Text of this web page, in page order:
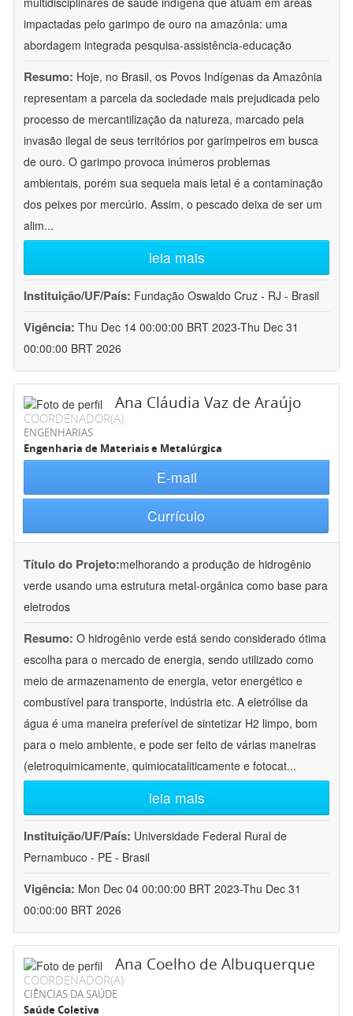
impactadas pelo garimpo de ouro na amazônia: uma
abordagem integrada pesquisa-assistência-educação
Resumo: Hoje, no Brasil, os Povos Indígenas da Amazônia
representam a parcela da sociedade mais prejudicada pelo
processo de mercantilização da natureza, marcado pela
invasão ilegal de seus territórios por garimpeiros em busca
de ouro. O garimpo provoca inúmeros problemas
ambientais, porém sua sequela mais letal é a contaminação
dos peixes por mercúrio. Assim, o pescado deixa de ser um
alim...
leia mais
Instituição/UF/País: Fundação Oswaldo Cruz - RJ - Brasil
Vigência: Thu Dec 14 00:00:00 BRT 2023-Thu Dec 31
00:00:00 BRT 2026
Ana Cláudia Vaz de Araújo
COORDENADOR(A)
ENGENHARIAS
Engenharia de Materiais e Metalúrgica
E-mail
Currículo
Título do Projeto:melhorando a produção de hidrogênio
verde usando uma estrutura metal-orgânica como base para
eletrodos
Resumo: O hidrogênio verde está sendo considerado ótima
escolha para o mercado de energia, sendo utilizado como
meio de armazenamento de energia, vetor energético e
combustível para transporte, indústria etc. A eletrólise da
água é uma maneira preferível de sintetizar H2 limpo, bom
para o meio ambiente, e pode ser feito de várias maneiras
(eletroquimicamente, quimiocataliticamente e fotocat...
leia mais
Instituição/UF/País: Universidade Federal Rural de
Pernambuco - PE - Brasil
Vigência: Mon Dec 04 00:00:00 BRT 2023-Thu Dec 31
00:00:00 BRT 2026
Ana Coelho de Albuquerque
COORDENADOR(A)
CIÊNCIAS DA SAÚDE
Saúde Coletiva